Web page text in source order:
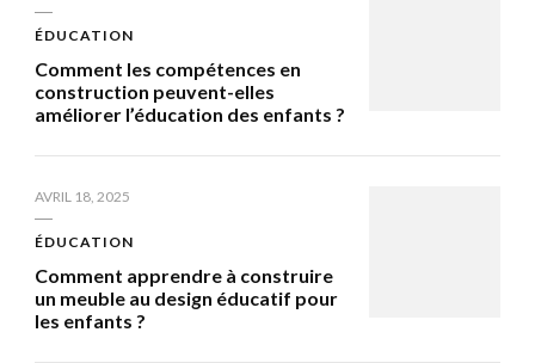
ÉDUCATION
Comment les compétences en
construction peuvent-elles
améliorer l’éducation des enfants ?
AVRIL 18, 2025
ÉDUCATION
Comment apprendre à construire
un meuble au design éducatif pour
les enfants ?